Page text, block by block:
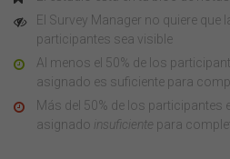
El Survey Manager no quiere que
participantes sea visible
Al menos el 50% de los
asignado es suficiente para
Más del 50% de los participantes
asignado insuficiente para